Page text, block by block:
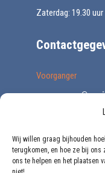
Wij willen graag bijhouden
terugkomen, en hoe ze bij
ons te helpen en het plaatsen
Zaterdag: 19.30 uur
Voorganger
Secretariaat